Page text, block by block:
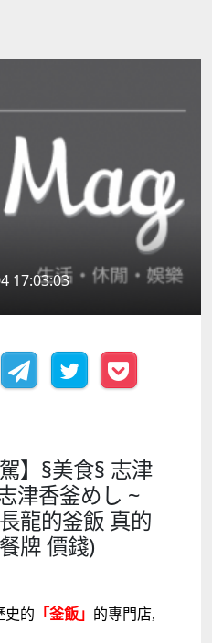
17:03:03
】§美食§ 志津
津香釜めし ~
龍的釜飯 真的
牌 價錢)
史的 「釜飯」 的專門店,